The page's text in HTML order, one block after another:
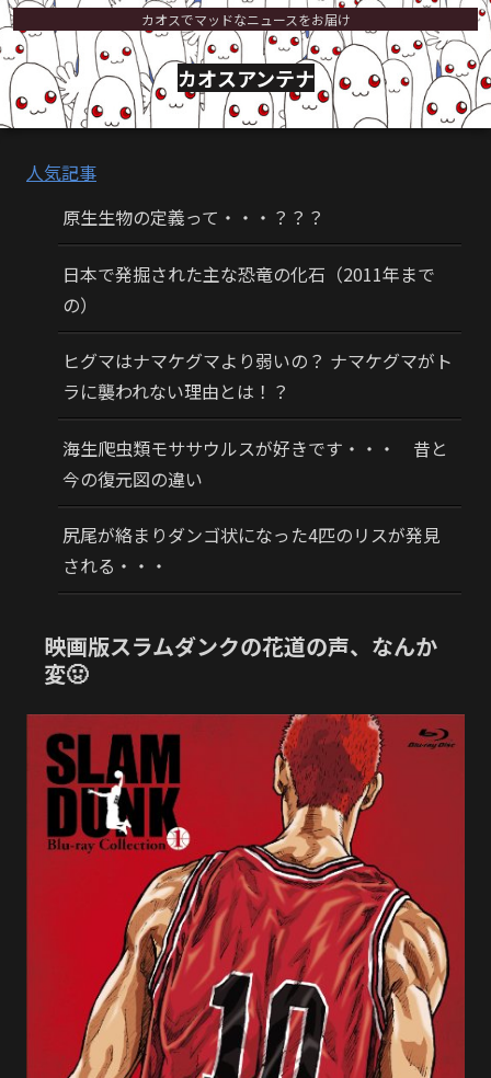
カオスでマッドなニュースをお届け
カオスアンテナ
人気記事
原生生物の定義って・・・？？？
日本で発掘された主な恐竜の化石（2011年まで
の）
ヒグマはナマケグマより弱いの？ ナマケグマがト
ラに襲われない理由とは！？
海生爬虫類モササウルスが好きです・・・ 昔と
今の復元図の違い
尻尾が絡まりダンゴ状になった4匹のリスが発見
される・・・
映画版スラムダンクの花道の声、なんか
変🤢